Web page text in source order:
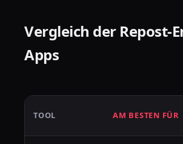
Vergleich der Repost-
Apps
TOOL AM BESTEN FÜR